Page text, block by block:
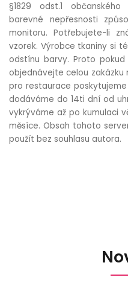
§1829 odst.1
barevné nepřesnosti
monitoru. Potřebujete-li
vzorek. Výrobce tkaniny si
odstínu barvy. Proto
objednávejte celou zakázku
pro restaurace
dodáváme do 14ti dní od
vykrýváme až po kumulaci
měsíce. Obsah tohoto
použít bez souhlasu autora.